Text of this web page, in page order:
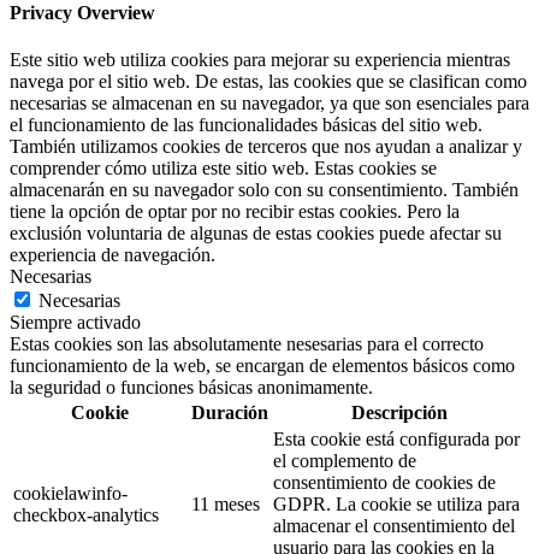
Privacy Overview
Este sitio web utiliza cookies para mejorar su experiencia mientras
navega por el sitio web. De estas, las cookies que se clasifican como
necesarias se almacenan en su navegador, ya que son esenciales para
el funcionamiento de las funcionalidades básicas del sitio web.
También utilizamos cookies de terceros que nos ayudan a analizar y
comprender cómo utiliza este sitio web. Estas cookies se
almacenarán en su navegador solo con su consentimiento. También
tiene la opción de optar por no recibir estas cookies. Pero la
exclusión voluntaria de algunas de estas cookies puede afectar su
experiencia de navegación.
Necesarias
Necesarias
Siempre activado
Estas cookies son las absolutamente nesesarias para el correcto
funcionamiento de la web, se encargan de elementos básicos como
la seguridad o funciones básicas anonimamente.
Cookie
Duración Descripción
cookielawinfo-
checkbox-analytics
11 meses
Esta cookie está configurada por
el complemento de
consentimiento de cookies de
GDPR. La cookie se utiliza para
almacenar el consentimiento del
usuario para las cookies en la